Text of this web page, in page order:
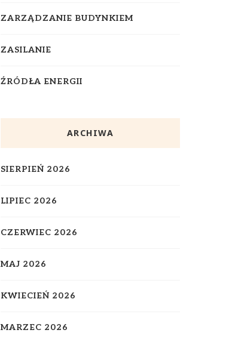
ZARZĄDZANIE BUDYNKIEM
ZASILANIE
ŹRÓDŁA ENERGII
ARCHIWA
SIERPIEŃ 2026
LIPIEC 2026
CZERWIEC 2026
MAJ 2026
KWIECIEŃ 2026
MARZEC 2026